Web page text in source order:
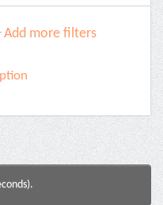
Add more filters